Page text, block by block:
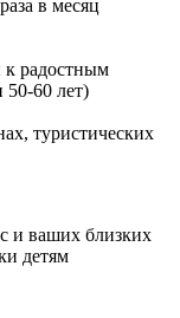
в месяц
радостным
50-60 лет)
туристических
и ваших близких
детям